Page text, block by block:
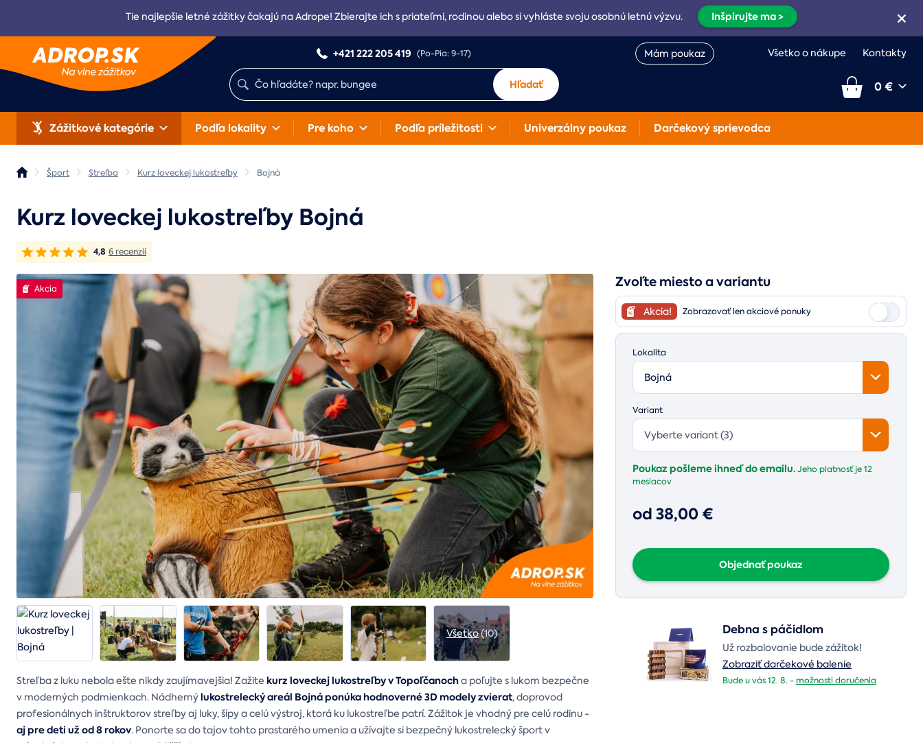
Tie najlepšie letné zážitky čakajú na Adrope! Zbierajte ich s priateľmi, rodinou alebo si vyhláste svoju osobnú letnú výzvu. Inšpirujte ma >
+421 222 205 419 (Po-Pia: 9-17) Mám poukaz Všetko o nákupe Kontakty
Hľadať 0 €
Zážitkové kategórie Podľa lokality Pre koho Podľa príležitosti Univerzálny poukaz Darčekový sprievodca
Šport Streľba Kurz loveckej lukostreľby Bojná
Kurz loveckej lukostreľby Bojná
4,8 6 recenzií
Akcia
Všetko(10)
Zvoľte miesto a variantu
Akcia! Zobrazovať len akciové ponuky
Lokalita
Bojná
Variant
Vyberte variant (3)
Poukaz pošleme ihneď do emailu.Jeho platnosť je12
mesiacov
od 38,00 €
Objednať poukaz
Debna s páčidlom
Už rozbalovanie bude zážitok!
Zobraziť darčekové balenie
Bude u vás 12. 8. -možnosti doručenia
Streľba z luku nebola ešte nikdy zaujímavejšia! Zažite kurz loveckej lukostreľby v Topoľčanocha poľujte s lukom bezpečne
v moderných podmienkach. Nádhernýlukostrelecký areál Bojná ponúka hodnoverné 3D modely zvierat, doprovod
profesionálnych inštruktorov streľby aj luky, šípy a celú výstroj, ktorá ku lukostreľbe patrí. Zážitok je vhodný pre celú rodinu -
aj pre deti už od 8 rokov. Ponorte sa do tajov tohto prastarého umenia a užívajte si bezpečný lukostrelecký šport v